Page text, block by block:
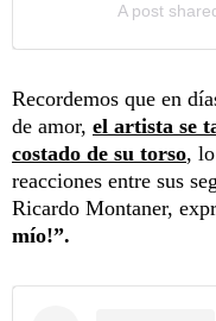
A post
Recordemos que en
de amor, el artista se
costado de su torso,
reacciones entre sus
Ricardo Montaner,
mío!”.